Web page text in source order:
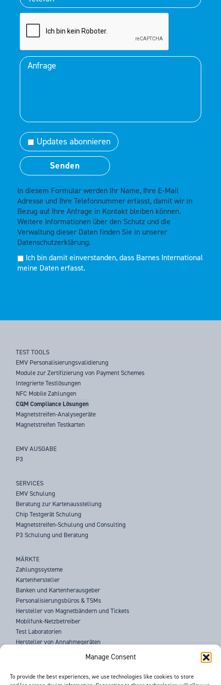
Manage Consent
To provide the best experiences, we use technologies like cookies to store
Updates abonnieren
In diesem Formular werden Ihr Name, Ihre E-Mail
Adresse und Ihre Telefonnummer erfasst, damit wir in
Bezug auf Ihre Anfrage in Kontakt bleiben können.
Weitere Informationen über den Schutz und die
Verwaltung dieser Daten finden Sie in unserer
Datenschutzerklärung.
Ich bin damit einverstanden, dass Barnes International
meine Daten erfasst.
TEST TOOLS
EMV Personalisierungsvalidierung
Module zur Zertifizierung von Payment Schemes
Integrierte Testlösungen
NFC Mobile Zahlungen
CQM Compliance Lösungen
Magnetstreifen-Analysegeräte
Magnetstreifen Testkarten
EMV AUSGABE
P3
SERVICES
EMV Schulung
Beratung zur Kartenausstellung
Chip Testgerät Schulung
Magnetstreifen-Schulung und Consulting
P3 Schulung und Beratung
MÄRKTE
Zahlungssysteme
Kartenhersteller
Banken und Kartenherausgeber
Personalisierungsbüros & TSMs
Hersteller von Magnetbändern und Tickets
Mobilfunk-Netzbetreiber
Test Laboratorien
Hersteller von Annahmegeräten
Strafverfolgungsbehörden
ÜBER UNS